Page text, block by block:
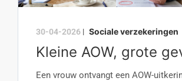
30-04-2026 | Sociale verzekeringen
Kleine AOW, grote
Een vrouw ontvangt een AOW-